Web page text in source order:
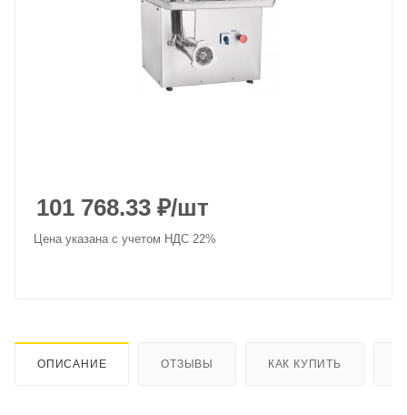
101 768.33 ₽/шт
Цена указана с учетом НДС 22%
ОПИСАНИЕ ОТЗЫВЫ КАК КУПИТЬ